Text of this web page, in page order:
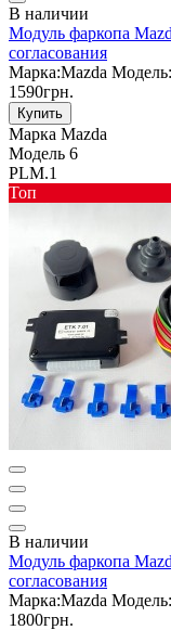
В наличии
Модуль фаркопа
согласования
Марка:Mazda Модель:
1590грн.
Купить
Марка Mazda
Модель 6
PLM.1
Toп
В наличии
Модуль фаркопа
согласования
Марка:Mazda Модель:
1800грн.